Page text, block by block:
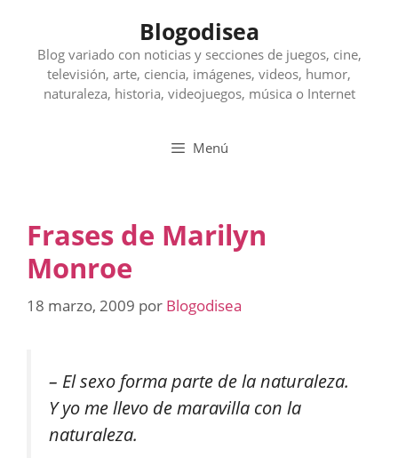
contenido
Blogodisea
Blog variado con noticias y secciones de juegos, cine,
televisión, arte, ciencia, imágenes, videos, humor,
naturaleza, historia, videojuegos, música o Internet
Menú
Frases de Marilyn
Monroe
18 marzo, 2009 por Blogodisea
– El sexo forma parte de la naturaleza.
Y yo me llevo de maravilla con la
naturaleza.